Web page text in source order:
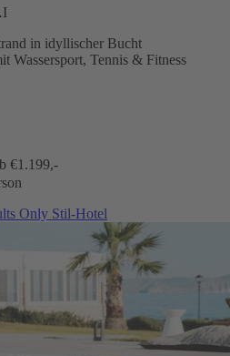
in idyllischer Bucht
Wassersport, Tennis & Fitness
€1.199,-
Only Stil-Hotel